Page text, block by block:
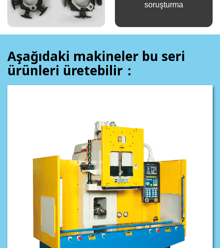
soruşturma
Aşağıdaki makineler bu seri
ürünleri üretebilir：